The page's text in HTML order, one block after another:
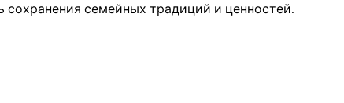
семейных традиций и ценностей.